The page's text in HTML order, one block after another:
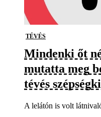
TÉVÉS
Mindenki őt
mutatta meg
tévés
A lelátón is volt